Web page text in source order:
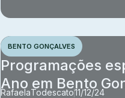
BENTO GONÇALVES
Programações
Ano em Bento
RafaelaTodescato11/12/24